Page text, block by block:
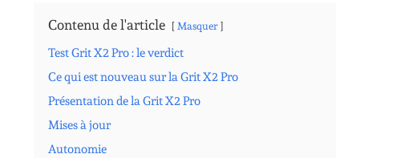
Contenu de l'article Masquer
Test Grit X2 Pro : le verdict
Ce qui est nouveau sur la Grit X2 Pro
Présentation de la Grit X2 Pro
Mises à jour
Autonomie